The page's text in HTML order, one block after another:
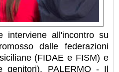
interviene all'incontro su
dalle federazioni
(FIDAE e FISM) e
genitori). PALERMO - Il